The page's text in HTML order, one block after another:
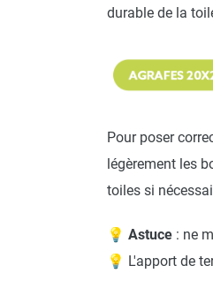
durable de la
Pour poser
légèrement les
toiles si
💡 Astuce : ne
💡 L'apport de